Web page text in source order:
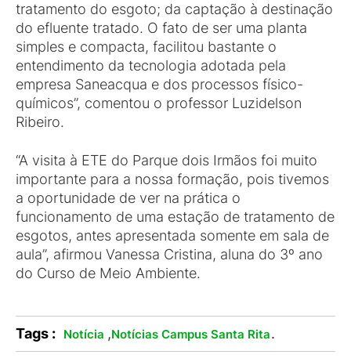
tratamento do esgoto; da captação à destinação
do efluente tratado. O fato de ser uma planta
simples e compacta, facilitou bastante o
entendimento da tecnologia adotada pela
empresa Saneacqua e dos processos físico-
químicos”, comentou o professor Luzidelson
Ribeiro.
“A visita à ETE do Parque dois Irmãos foi muito
importante para a nossa formação, pois tivemos
a oportunidade de ver na prática o
funcionamento de uma estação de tratamento de
esgotos, antes apresentada somente em sala de
aula”, afirmou Vanessa Cristina, aluna do 3º ano
do Curso de Meio Ambiente.
Tags : Notícia ,Notícias Campus Santa Rita.